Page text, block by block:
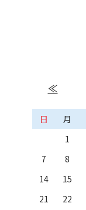
≪
日 月
1
7
8
14
15
21
22